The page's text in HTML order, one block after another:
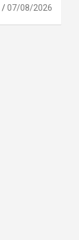
07/08/2026